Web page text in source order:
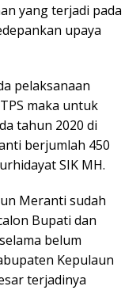
yang terjadi pada
upaya
pelaksanaan
maka untuk
tahun 2020 di
berjumlah 450
SIK MH.
Meranti sudah
Bupati dan
belum
Kepulaun
terjadinya